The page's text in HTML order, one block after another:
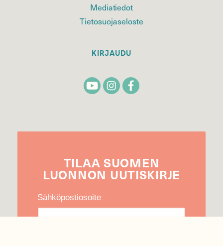
Mediatiedot
Tietosuojaseloste
KIRJAUDU
TILAA SUOMEN
LUONNON UUTIS­KIRJE
Sähköpostiosoite